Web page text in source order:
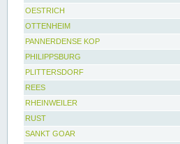
OESTRICH
OTTENHEIM
PANNERDENSE KOP
PHILIPPSBURG
PLITTERSDORF
REES
RHEINWEILER
RUST
SANKT GOAR